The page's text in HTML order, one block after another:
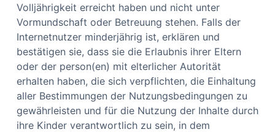
Volljährigkeit erreicht haben und nicht unter
Vormundschaft oder Betreuung stehen. Falls der
Internetnutzer minderjährig ist, erklären und
bestätigen sie, dass sie die Erlaubnis ihrer Eltern
oder der person(en) mit elterlicher Autorität
erhalten haben, die sich verpflichten, die Einhaltung
aller Bestimmungen der Nutzungsbedingungen zu
gewährleisten und für die Nutzung der Inhalte durch
ihre Kinder verantwortlich zu sein, in dem